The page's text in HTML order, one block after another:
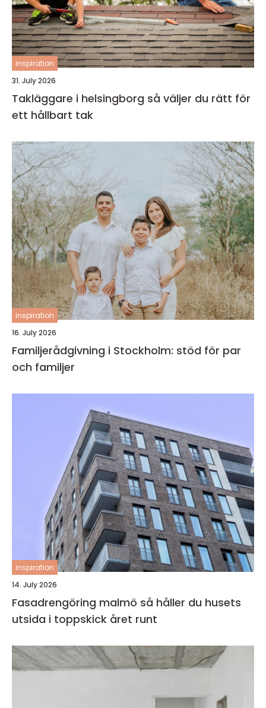
inspiration
31. July 2026
Takläggare i helsingborg så väljer du rätt för
ett hållbart tak
inspiration
16. July 2026
Familjerådgivning i Stockholm: stöd för par
och familjer
inspiration
14. July 2026
Fasadrengöring malmö så håller du husets
utsida i toppskick året runt